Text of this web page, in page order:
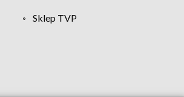
Sklep TVP